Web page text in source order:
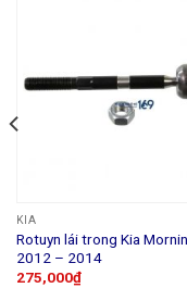
KIA
Rotuyn lái trong Kia
2012 – 2014
275,000₫